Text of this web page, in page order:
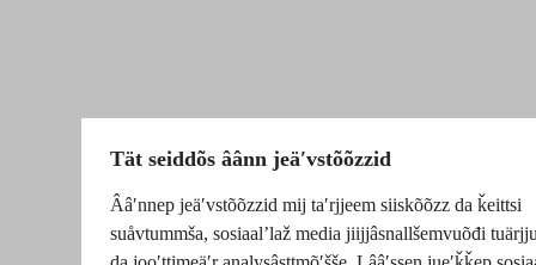
Tät seiddõs âânn jeäʹvstõõzzid
Ââʹnnep jeäʹvstõõzzid mij taʹrjjeem siiskõõzz da ǩeittsi
suåvtummša, sosiaalʼlaž media jiijjâsnallšemvuõđi